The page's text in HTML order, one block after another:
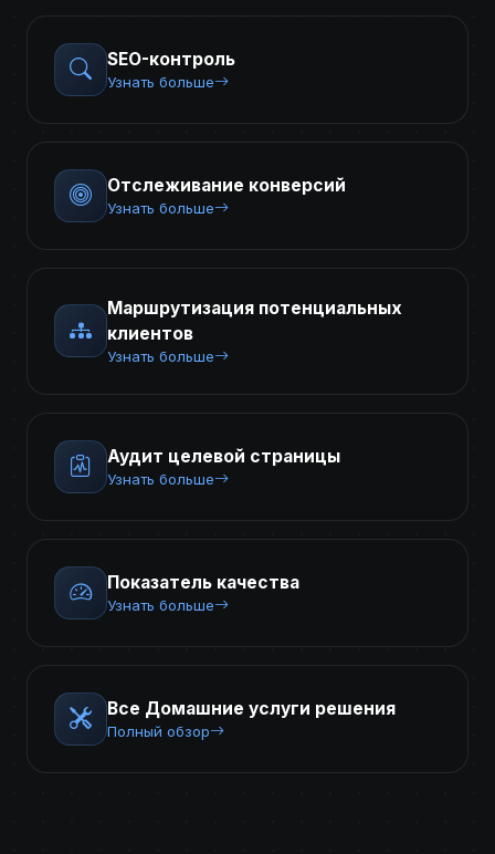
SEO-контроль
Узнать больше
Отслеживание конверсий
Узнать больше
Маршрутизация потенциальных
клиентов
Узнать больше
Аудит целевой страницы
Узнать больше
Показатель качества
Узнать больше
Все Домашние услуги решения
Полный обзор